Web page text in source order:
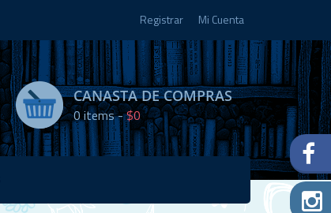
Registrar Mi Cuenta
CANASTA DE COMPRAS
0items -$0